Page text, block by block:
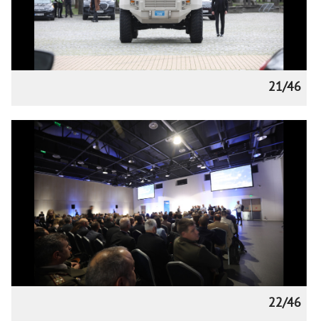
21/46
22/46